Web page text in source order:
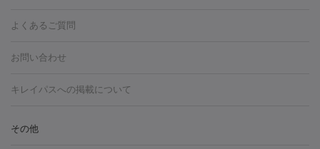
グ
フォトシルクプラス
しわ・たるみ
光注射
HIFU（ハイフ）
トーニング
ハイドラフェイシャル
冷却
よくあるご質問
お問い合わせ
キレイパスへの掲載について
その他